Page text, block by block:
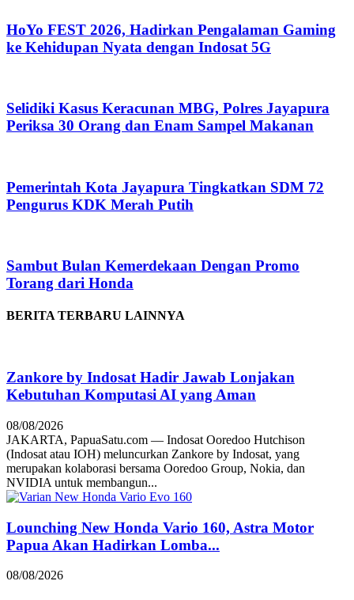
HoYo FEST 2026, Hadirkan Pengalaman Gaming
ke Kehidupan Nyata dengan Indosat 5G
Selidiki Kasus Keracunan MBG, Polres Jayapura
Periksa 30 Orang dan Enam Sampel Makanan
Pemerintah Kota Jayapura Tingkatkan SDM 72
Pengurus KDK Merah Putih
Sambut Bulan Kemerdekaan Dengan Promo
Torang dari Honda
BERITA TERBARU LAINNYA
Zankore by Indosat Hadir Jawab Lonjakan
Kebutuhan Komputasi AI yang Aman
08/08/2026
JAKARTA, PapuaSatu.com — Indosat Ooredoo Hutchison
(Indosat atau IOH) meluncurkan Zankore by Indosat, yang
merupakan kolaborasi bersama Ooredoo Group, Nokia, dan
NVIDIA untuk membangun...
Lounching New Honda Vario 160, Astra Motor
Papua Akan Hadirkan Lomba...
08/08/2026